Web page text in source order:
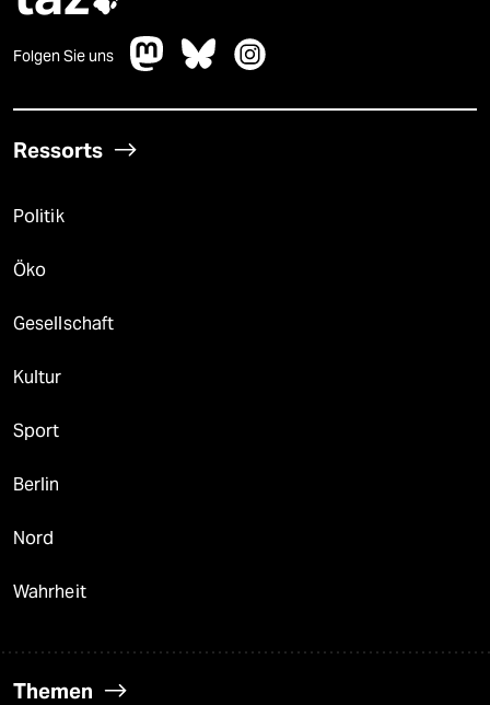
Folgen Sie uns
Ressorts
Politik
Öko
Gesellschaft
Kultur
Sport
Berlin
Nord
Wahrheit
Themen